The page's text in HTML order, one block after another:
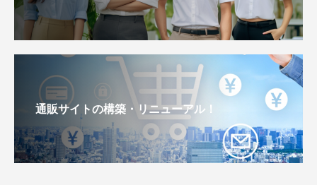
通販サイトの構築・リニューアル！